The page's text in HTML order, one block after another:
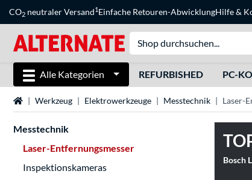
CO2 neutraler Versand1Einfache Retouren-AbwicklungHilfe&
Alle Kategorien REFURBISHED PC-
StartseiteWerkzeug Elektrowerkzeuge Messtechnik Laser-
Messtechnik
Laser-Entfernungsmesser
Inspektionskameras
Bosch